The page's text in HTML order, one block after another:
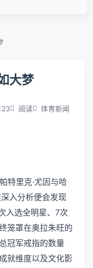
大梦
阅读 体育新闻
特里克·尤因与哈
入分析便会发现
入选全明星、7次
笼罩在奥拉朱旺的
冠军戒指的数量
就维度以及文化影